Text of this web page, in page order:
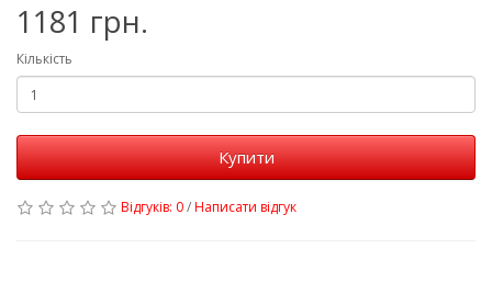
1181 грн.
Кількість
Купити
Відгуків: 0/Написати відгук